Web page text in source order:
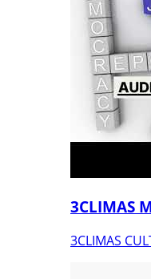
3CLIMAS
3CLIMAS